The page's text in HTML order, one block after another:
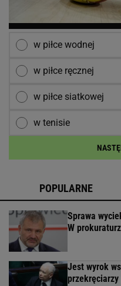
w piłce wodnej
w piłce ręcznej
w piłce siatkowej
w tenisie
POPULARNE
Sprawa
W
Jest wyrok